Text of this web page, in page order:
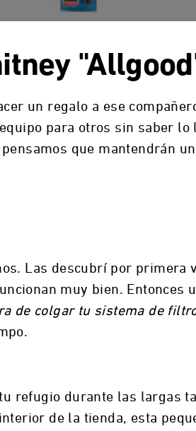
un regalo a ese
para otros sin saber lo
que mantendrán
Las descubrí por primera
muy bien. Entonces
de colgar tu sistema de
refugio durante las largas
de la tienda, esta